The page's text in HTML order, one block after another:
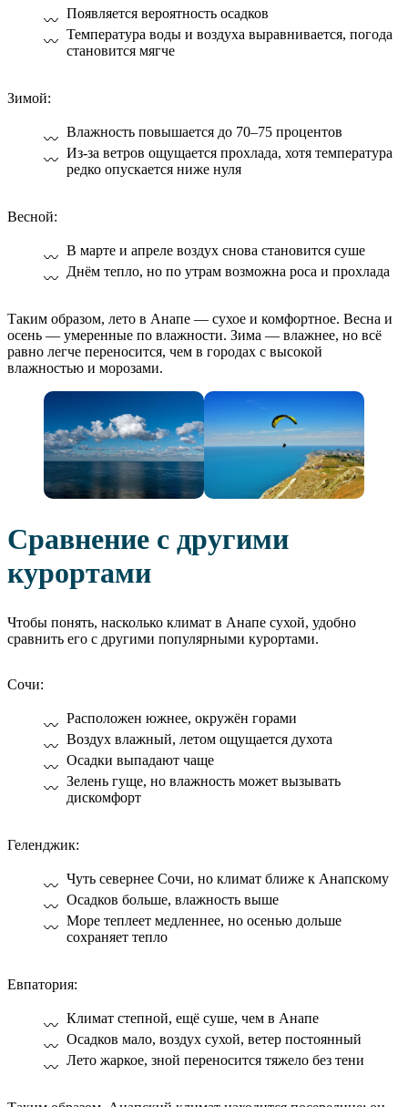
Появляется вероятность осадков
Температура воды и воздуха выравнивается, погода
становится мягче
Зимой:
Влажность повышается до 70–75 процентов
Из-за ветров ощущается прохлада, хотя температура
редко опускается ниже нуля
Весной:
В марте и апреле воздух снова становится суше
Днём тепло, но по утрам возможна роса и прохлада
Таким образом, лето в Анапе — сухое и комфортное. Весна и
осень — умеренные по влажности. Зима — влажнее, но всё
равно легче переносится, чем в городах с высокой
влажностью и морозами.
Сравнение с другими
курортами
Чтобы понять, насколько климат в Анапе сухой, удобно
сравнить его с другими популярными курортами.
Сочи:
Расположен южнее, окружён горами
Воздух влажный, летом ощущается духота
Осадки выпадают чаще
Зелень гуще, но влажность может вызывать
дискомфорт
Геленджик:
Чуть севернее Сочи, но климат ближе к Анапскому
Осадков больше, влажность выше
Море теплеет медленнее, но осенью дольше
сохраняет тепло
Евпатория:
Климат степной, ещё суше, чем в Анапе
Осадков мало, воздух сухой, ветер постоянный
Лето жаркое, зной переносится тяжело без тени